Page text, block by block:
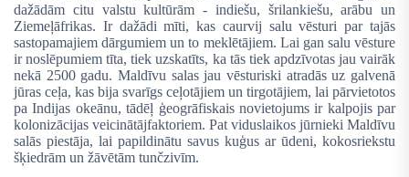
dažādām citu valstu kultūrām - indiešu, šrilankiešu, arābu un
Ziemeļāfrikas. Ir dažādi mīti, kas caurvij salu vēsturi par tajās
sastopamajiem dārgumiem un to meklētājiem. Lai gan salu vēsture
ir noslēpumiem tīta, tiek uzskatīts, ka tās tiek apdzīvotas jau vairāk
nekā 2500 gadu. Maldīvu salas jau vēsturiski atradās uz galvenā
jūras ceļa, kas bija svarīgs ceļotājiem un tirgotājiem, lai pārvietotos
pa Indijas okeānu, tādēļ ģeogrāfiskais novietojums ir kalpojis par
kolonizācijas veicinātājfaktoriem. Pat viduslaikos jūrnieki Maldīvu
salās piestāja, lai papildinātu savus kuģus ar ūdeni, kokosriekstu
šķiedrām un žāvētām tunčzivīm.